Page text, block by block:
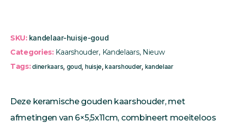
SKU: kandelaar-huisje-goud
Categories: Kaarshouder, Kandelaars, Nieuw
Tags:dinerkaars goud huisje ,kaarshouder, kandelaar
Deze keramische gouden kaarshouder, met
afmetingen van 6×5,5x11cm, combineert moeiteloos